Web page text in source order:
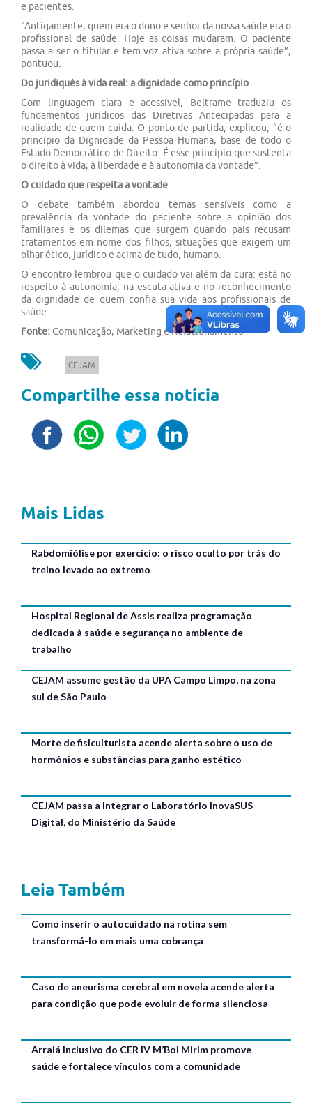
e pacientes.
“Antigamente, quem era o dono e senhor da nossa saúde era o
profissional de saúde. Hoje as coisas mudaram. O paciente
passa a ser o titular e tem voz ativa sobre a própria saúde”,
pontuou.
Do juridiquês à vida real: a dignidade como princípio
Com linguagem clara e acessível, Beltrame traduziu os
fundamentos jurídicos das Diretivas Antecipadas para a
realidade de quem cuida. O ponto de partida, explicou, “é o
princípio da Dignidade da Pessoa Humana, base de todo o
Estado Democrático de Direito. É esse princípio que sustenta
o direito à vida, à liberdade e à autonomia da vontade”.
O cuidado que respeita a vontade
O debate também abordou temas sensíveis como a
prevalência da vontade do paciente sobre a opinião dos
familiares e os dilemas que surgem quando pais recusam
tratamentos em nome dos filhos, situações que exigem um
olhar ético, jurídico e acima de tudo, humano.
O encontro lembrou que o cuidado vai além da cura: está no
respeito à autonomia, na escuta ativa e no reconhecimento
da dignidade de quem confia sua vida aos profissionais de
saúde.
Fonte: Comunicação, Marketing e Relacionamento
CEJAM
Compartilhe essa notícia
Mais Lidas
Rabdomiólise por exercício: o risco oculto por trás do
treino levado ao extremo
Hospital Regional de Assis realiza programação
dedicada à saúde e segurança no ambiente de
trabalho
CEJAM assume gestão da UPA Campo Limpo, na zona
sul de São Paulo
Morte de fisiculturista acende alerta sobre o uso de
hormônios e substâncias para ganho estético
CEJAM passa a integrar o Laboratório InovaSUS
Digital, do Ministério da Saúde
Leia Também
Como inserir o autocuidado na rotina sem
transformá-lo em mais uma cobrança
Caso de aneurisma cerebral em novela acende alerta
para condição que pode evoluir de forma silenciosa
Arraiá Inclusivo do CER IV M’Boi Mirim promove
saúde e fortalece vínculos com a comunidade